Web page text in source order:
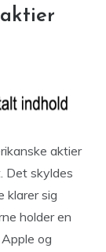
aktier
Det skyldes
klarer sig
holder en
og